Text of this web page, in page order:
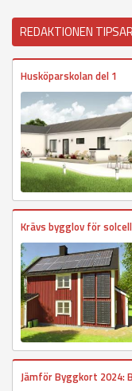
REDAKTIONEN TIPSAR
Husköparskolan del 1
Krävs bygglov för
Jämför Byggkort 2024: